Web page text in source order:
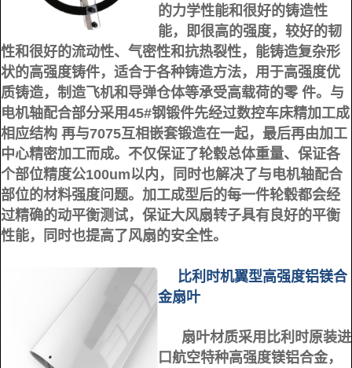
的力学性能和很好的铸造性
能，即很高的强度，较好的韧
性和很好的流动性、气密性和抗热裂性，能铸造复杂形
状的高强度铸件，适合于各种铸造方法，用于高强度优
质铸造，制造飞机和导弹仓体等承受高载荷的零 件。 与
电机轴配合部分采用45#钢锻件先经过数控车床精加工成
相应结构 再与7075互相嵌套锻造在一起，最后再由加工
中心精密加工而成。不仅保证了轮毂总体重量、保证各
个部位精度公100um以内，同时也解决了与电机轴配合
部位的材料强度问题。 加工成型后的每一件轮毂都会经
过精确的动平衡测试，保证大风扇转子具有良好的平衡
性能，同时也提高了风扇的安全性。
比利时机翼型高强度铝镁合
金扇叶
扇叶材质采用比利时原装进
口航空特种高强度镁铝合金，